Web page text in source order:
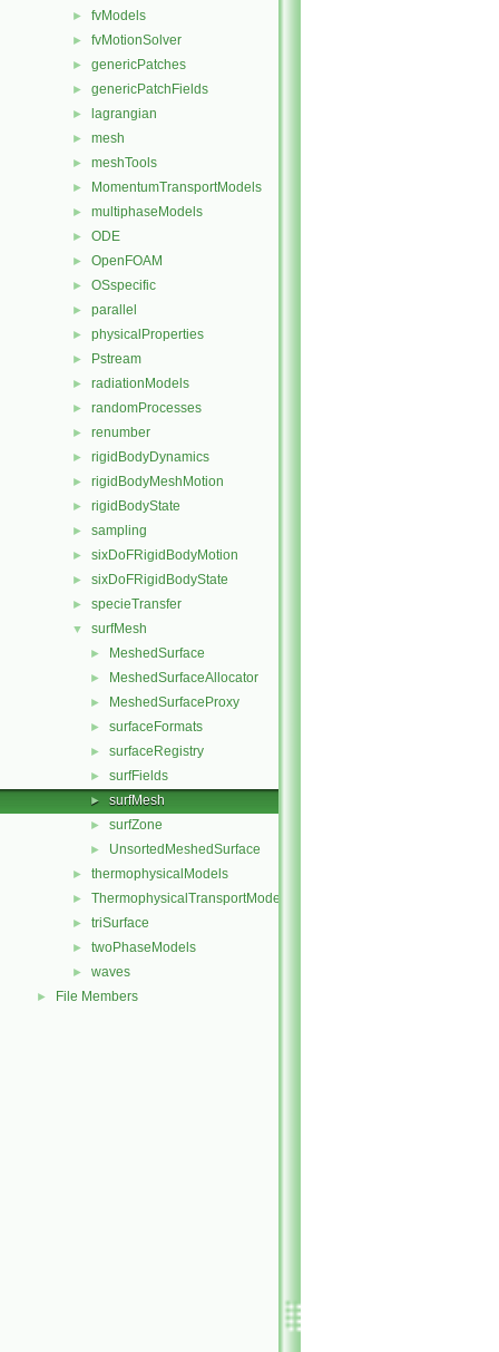
► fvModels
► fvMotionSolver
► genericPatches
► genericPatchFields
► lagrangian
► mesh
► meshTools
► MomentumTransportModels
► multiphaseModels
► ODE
► OpenFOAM
► OSspecific
► parallel
► physicalProperties
► Pstream
► radiationModels
► randomProcesses
► renumber
► rigidBodyDynamics
► rigidBodyMeshMotion
► rigidBodyState
► sampling
► sixDoFRigidBodyMotion
► sixDoFRigidBodyState
► specieTransfer
▼ surfMesh
► MeshedSurface
► MeshedSurfaceAllocator
► MeshedSurfaceProxy
► surfaceFormats
► surfaceRegistry
► surfFields
► surfMesh
► surfZone
► UnsortedMeshedSurface
► thermophysicalModels
► ThermophysicalTransportModels
► triSurface
► twoPhaseModels
► waves
► File Members